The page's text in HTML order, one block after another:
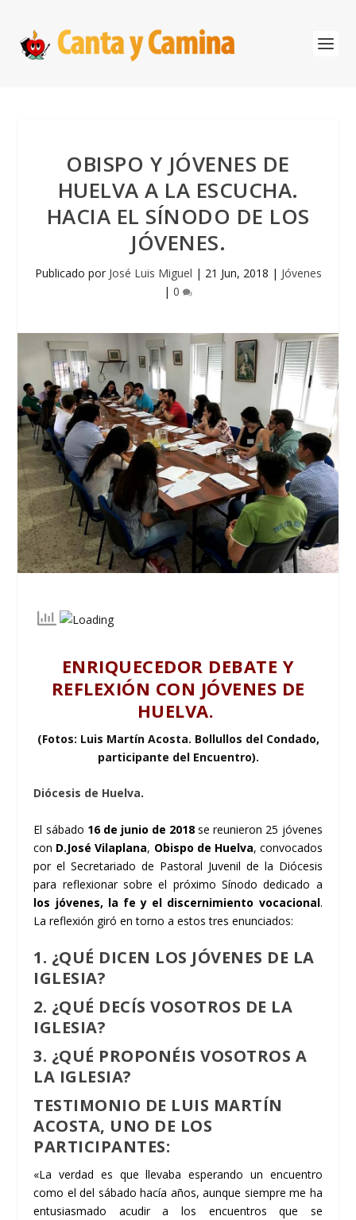
OBISPO Y JÓVENES DE
HUELVA A LA ESCUCHA.
HACIA EL SÍNODO DE LOS
JÓVENES.
Publicado por José Luis Miguel | 21 Jun, 2018 | Jóvenes
| 0
ENRIQUECEDOR DEBATE Y
REFLEXIÓN CON JÓVENES DE
HUELVA.
(Fotos: Luis Martín Acosta. Bollullos del Condado,
participante del Encuentro).
Diócesis de Huelva.
El sábado 16 de junio de 2018 se reunieron 25 jóvenes
con D.José Vilaplana, Obispo de Huelva, convocados
por el Secretariado de Pastoral Juvenil de la Diócesis
para reflexionar sobre el próximo Sínodo dedicado a
los jóvenes, la fe y el discernimiento vocacional.
La reflexión giró en torno a estos tres enunciados:
1. ¿QUÉ DICEN LOS JÓVENES DE LA
IGLESIA?
2. ¿QUÉ DECÍS VOSOTROS DE LA
IGLESIA?
3. ¿QUÉ PROPONÉIS VOSOTROS A
LA IGLESIA?
TESTIMONIO DE LUIS MARTÍN
ACOSTA, UNO DE LOS
PARTICIPANTES:
«La verdad es que llevaba esperando un encuentro
como el del sábado hacía años, aunque siempre me ha
entusiasmado acudir a los encuentros que se